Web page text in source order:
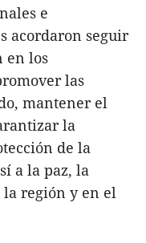
e
acordaron seguir
en los
las
mantener el
la
de la
a la paz, la
región y en el